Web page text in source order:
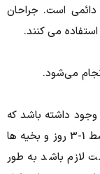
است. جراحان
می کنند.
می‌شود.
داشته باشد که
درن ها به طور متوسط 1-3 روز و بخیه ها
لازم باشد به طور